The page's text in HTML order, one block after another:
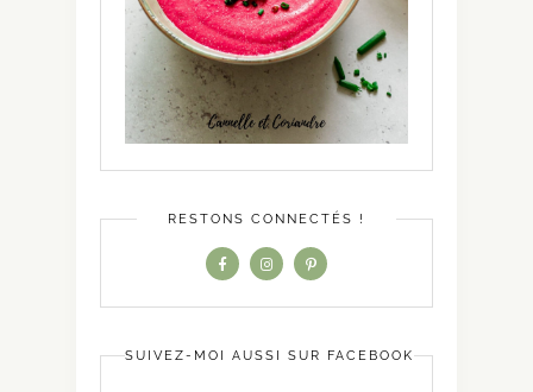
RESTONS CONNECTÉS !
SUIVEZ-MOI AUSSI SUR FACEBOOK